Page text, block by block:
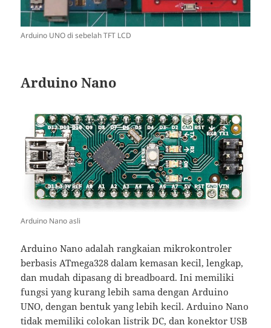
Arduino UNO di sebelah TFT LCD
Arduino Nano
Arduino Nano asli
Arduino Nano adalah rangkaian mikrokontroler
berbasis ATmega328 dalam kemasan kecil, lengkap,
dan mudah dipasang di breadboard. Ini memiliki
fungsi yang kurang lebih sama dengan Arduino
UNO, dengan bentuk yang lebih kecil. Arduino Nano
tidak memiliki colokan listrik DC, dan konektor USB